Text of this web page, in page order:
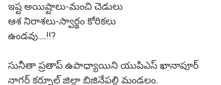
ఇష్ట అయిష్టాలు-మంచి చెడులు
ఆశ నిరాశలు-స్వార్థం కోరికలు
ఉండవు....!!?
సునీతా ప్రతాప్ ఉపాధ్యాయిని యుపిఎస్ ఖానాపూర్
నాగర్ కర్నూల్ జిల్లా బిజినేపల్లి మండలం.